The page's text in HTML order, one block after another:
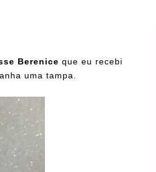
Berenice que eu recebi
uma tampa.